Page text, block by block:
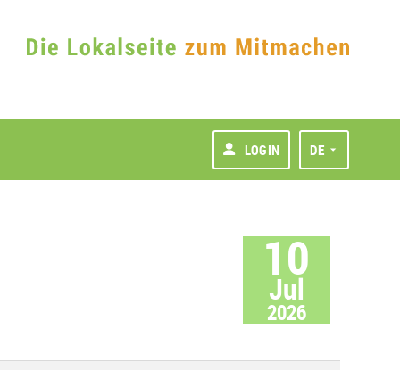
LOGIN DE
10
Jul
2026